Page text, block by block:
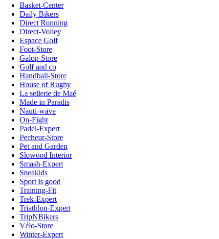
Basket-Center
Daily Bikers
Direct Running
Direct-Volley
Espace Golf
Foot-Store
Galop-Store
Golf and co
Handball-Store
House of Rugby
La sellerie de Maé
Made in Paradis
Nauti-wave
On-Fight
Padel-Expert
Pecheur-Store
Pet and Garden
Slowood Interior
Smash-Expert
Sneakids
Sport is good
Training-Fit
Trek-Expert
Triathlon-Expert
TripNBikers
Vélo-Store
Winter-Expert